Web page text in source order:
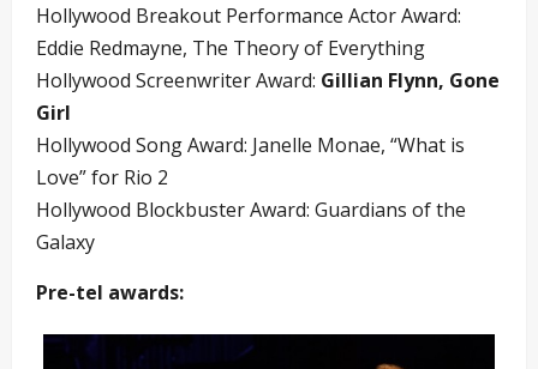
Hollywood Breakout Performance Actor Award:
Eddie Redmayne, The Theory of Everything
Hollywood Screenwriter Award: Gillian Flynn, Gone
Girl
Hollywood Song Award: Janelle Monae, “What is
Love” for Rio 2
Hollywood Blockbuster Award: Guardians of the
Galaxy
Pre-tel awards: